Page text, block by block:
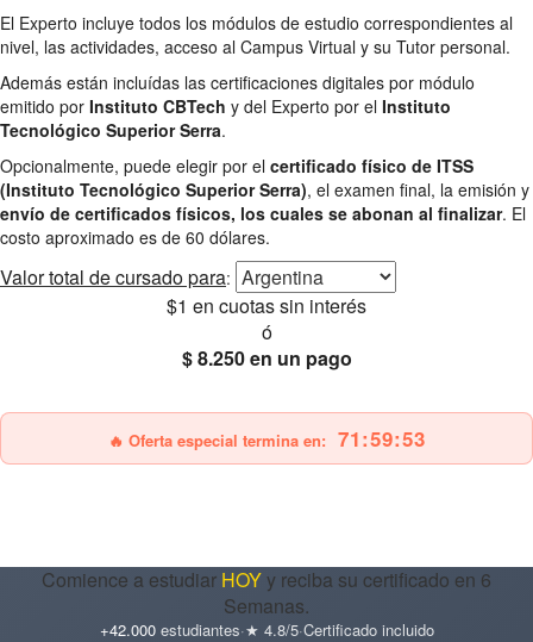
El Experto incluye todos los módulos de estudio correspondientes al
nivel, las actividades, acceso al Campus Virtual y su Tutor personal.
Además están incluídas las certificaciones digitales por módulo
emitido por Instituto CBTech y del Experto por el Instituto
Tecnológico Superior Serra.
Opcionalmente, puede elegir por el certificado físico de ITSS
(Instituto Tecnológico Superior Serra), el examen final, la emisión y
envío de certificados físicos, los cuales se abonan al finalizar. El
costo aproximado es de 60 dólares.
Valor total de cursado para:
$1 en cuotas sin interés
ó
$ 8.250en un pago
🔥 Oferta especial termina en: 71:59:51
Comience a estudiar HOYy reciba su certificado en 6
Semanas.
+42.000estudiantes·★ 4.8/5·Certificado incluido